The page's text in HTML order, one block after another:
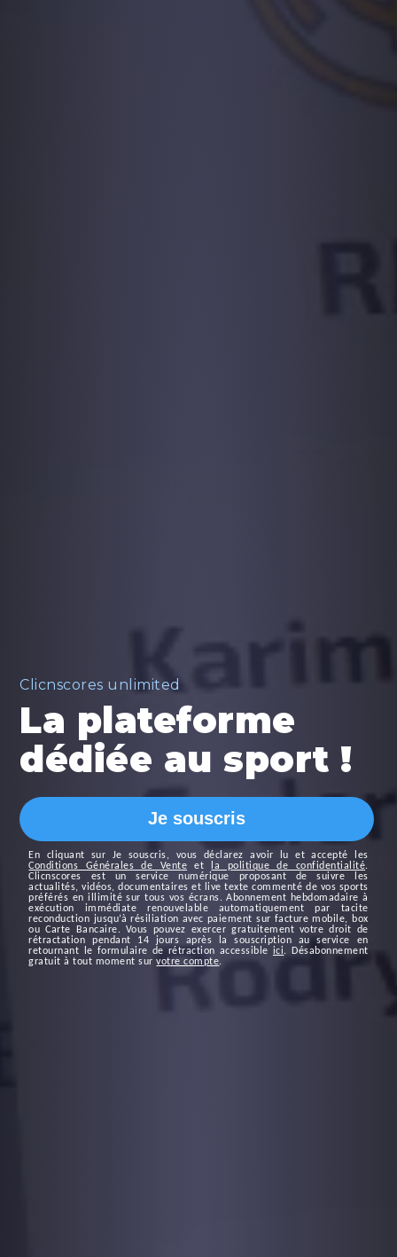
Clicnscores unlimited
La plateforme
dédiée au sport !
Je souscris
En cliquant sur Je souscris, vous déclarez avoir lu et accepté les
Conditions Générales de Vente et la politique de confidentialité.
Clicnscores est un service numérique proposant de suivre les
actualités, vidéos, documentaires et live texte commenté de vos sports
préférés en illimité sur tous vos écrans. Abonnement hebdomadaire à
exécution immédiate renouvelable automatiquement par tacite
reconduction jusqu’à résiliation avec paiement sur facture mobile, box
ou Carte Bancaire. Vous pouvez exercer gratuitement votre droit de
rétractation pendant 14 jours après la souscription au service en
retournant le formulaire de rétraction accessible ici. Désabonnement
gratuit à tout moment survotre compte.